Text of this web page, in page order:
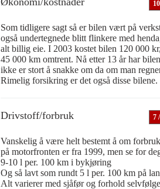
Som tidligere sagt så er bilen vært på
også undertegnede blitt flinkere med
alt billig eie. I 2003 kostet bilen 120 000
45 000 km omtrent. Nå etter 13 år har
ikke er stort å snakke om da om man
Rimelig forsikring er det også disse bilene.
Drivstoff/forbruk 7
Vanskelig å være helt bestemt å om
på motorfronten er fra 1999, men se for
9-10 l per. 100 km i bykjøring
Og så lavt som rundt 5 l per. 100 km på
Alt varierer med sjåfør og forhold